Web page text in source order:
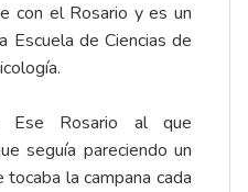
con el Rosario y es un
Escuela de Ciencias de
Ese Rosario al que
seguía pareciendo un
la campana cada